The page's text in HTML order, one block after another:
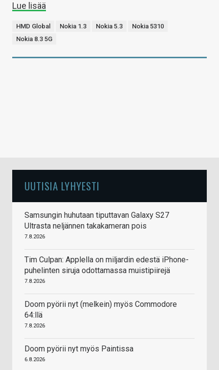
Lue lisää
HMD Global Nokia 1.3 Nokia 5.3
Nokia 5310
Nokia 8.3 5G
UUTISIA LYHYESTI
Samsungin huhutaan tiputtavan Galaxy S27
Ultrasta neljännen takakameran pois
7.8.2026
Tim Culpan: Applella on miljardin edestä iPhone-
puhelinten siruja odottamassa muistipiirejä
7.8.2026
Doom pyörii nyt (melkein) myös Commodore
64:llä
7.8.2026
Doom pyörii nyt myös Paintissa
6.8.2026